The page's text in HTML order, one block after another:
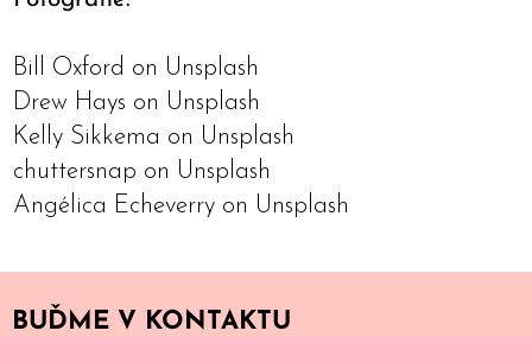
Bill Oxford on Unsplash
Drew Hays on Unsplash
Kelly Sikkema on Unsplash
chuttersnap on Unsplash
Angélica Echeverry on Unsplash
BUĎME V KONTAKTU